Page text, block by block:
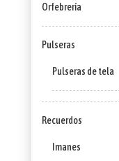
Orfebrería
Pulseras
Pulseras de tela
Recuerdos
Imanes